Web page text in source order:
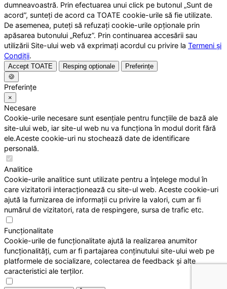
dumneavoastră. Prin efectuarea unui click pe butonul „Sunt de
acord”, sunteți de acord ca TOATE cookie-urile să fie utilizate.
De asemenea, puteți să refuzați cookie-urile opționale prin
apăsarea butonului „Refuz”. Prin continuarea accesării sau
utilizării Site-ului web vă exprimați acordul cu privire la Termeni și
Condiții.
Accept TOATE Resping opționale
Preferințe
🍪
Preferințe
×
Necesare
Cookie-urile necesare sunt esențiale pentru funcțiile de bază ale
site-ului web, iar site-ul web nu va funcționa în modul dorit fără
ele.Aceste cookie-uri nu stochează date de identificare
personală.
Analitice
Cookie-urile analitice sunt utilizate pentru a înțelege modul în
care vizitatorii interacționează cu site-ul web. Aceste cookie-uri
ajută la furnizarea de informații cu privire la valori, cum ar fi
numărul de vizitatori, rata de respingere, sursa de trafic etc.
Funcționalitate
Cookie-urile de funcționalitate ajută la realizarea anumitor
funcționalități, cum ar fi partajarea conținutului site-ului web pe
platformele de socializare, colectarea de feedback și alte
caracteristici ale terților.